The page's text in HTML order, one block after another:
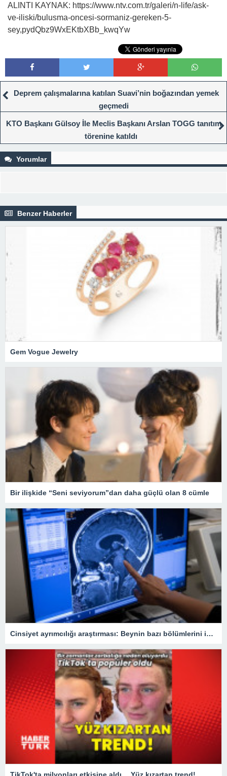
ALINTI KAYNAK: https://www.ntv.com.tr/galeri/n-life/ask-
ve-iliski/bulusma-oncesi-sormaniz-gereken-5-
sey,pydQbz9WxEKtbXBb_kwqYw
Deprem çalışmalarına katılan Suavi’nin boğazından yemek
geçmedi
KTO Başkanı Gülsoy İle Meclis Başkanı Arslan TOGG tanıtım
törenine katıldı
Yorumlar
Benzer Haberler
Gem Vogue Jewelry
Bir ilişkide “Seni seviyorum”dan daha güçlü olan 8 cümle
Cinsiyet ayrımcılığı araştırması: Beynin bazı bölümlerini inceltebiliyor
TikTok'ta milyonları etkisine aldı… Yüz kızartan trend!